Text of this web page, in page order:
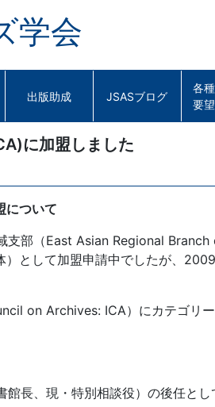
学会
出版助成 JSASブログ
各
要望
に加盟しました
について
支部（East Asian Regional
として加盟申請中でしたが、
on Archives: ICA）にカテゴリ
長、現・特別相談役）の後任とし